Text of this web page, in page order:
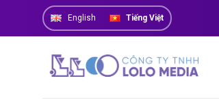
English Tiếng Việt